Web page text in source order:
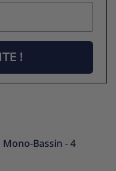
!
Bassin - 4